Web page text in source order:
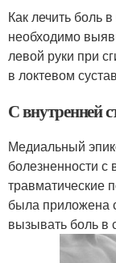
Как лечить боль
необходимо
левой руки при
в локтевом
С внутренней
Медиальный
болезненности
травматические
была приложена
вызывать боль в